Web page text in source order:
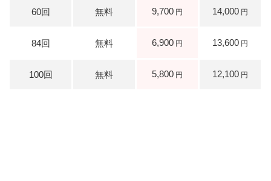
9,700 14,000
6,900 13,600
5,800 12,100